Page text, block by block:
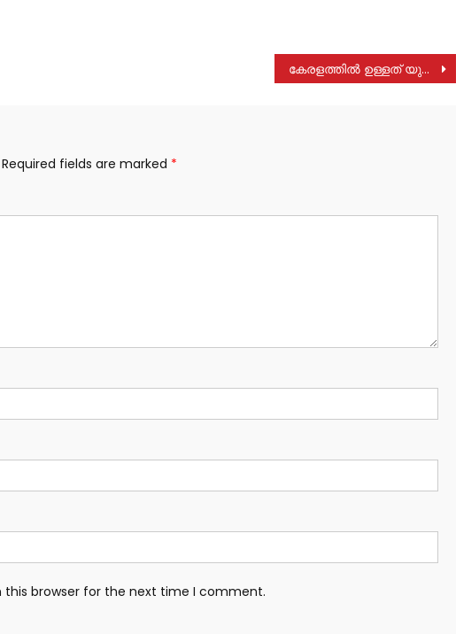
കേരളത്തിൽ ഉള്ളത് യുവജനങ്ങളെ ലക്ഷ്യം വച്ചുള്ള ലഹരി മാഫിയ സംഘങ്ങൾ : സി. ജോൺ കോട്ടയം നാർക്കോട്ടിക് സെൽ ഡി.വൈ.എസ്.പി
Required fields are marked *
this browser for the next time I comment.